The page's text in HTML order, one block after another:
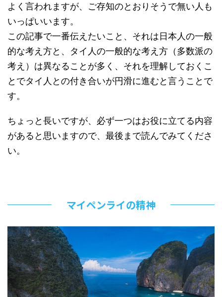
よく言われますが、ご存知のとおりそうで無い人も
いっぱいいます。
この記事で一番伝えたいこと、それは日本人の一般
的な考え方と、タイ人の一般的な考え方（多数派の
考え）は異なることが多く、それを理解しておくこ
とでタイ人との付き合いが円滑に進むと言うことで
す。
ちょっと長いですが、必ず一つはお役に立てる内容
があると思いますので、最後まで読んでみてくださ
い。
マイペンライの精神